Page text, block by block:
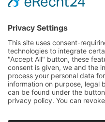
immobilien entfeuchtung
badezimmer
sanieren
photovoltaik
finanzierung
förderung
smart home